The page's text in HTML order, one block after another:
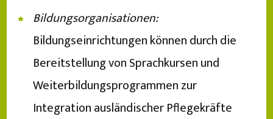
Bildungsorganisationen:
Bildungseinrichtungen können durch die
Bereitstellung von Sprachkursen und
Weiterbildungsprogrammen zur
Integration ausländischer Pflegekräfte